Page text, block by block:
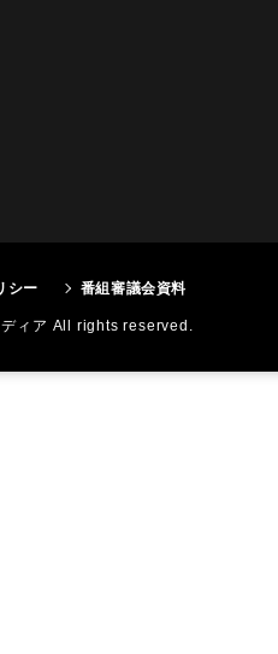
シー 番組審議会資料
ィア All rights reserved.